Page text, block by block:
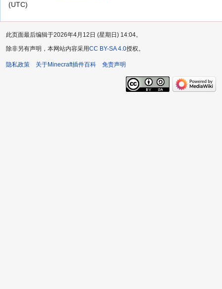
航
索
(UTC)
此页面最后编辑于2026年4月12日 (星期日) 14:04。
除非另有声明，本网站内容采用CC BY-SA 4.0授权。
隐私政策 关于Minecraft插件百科 免责声明